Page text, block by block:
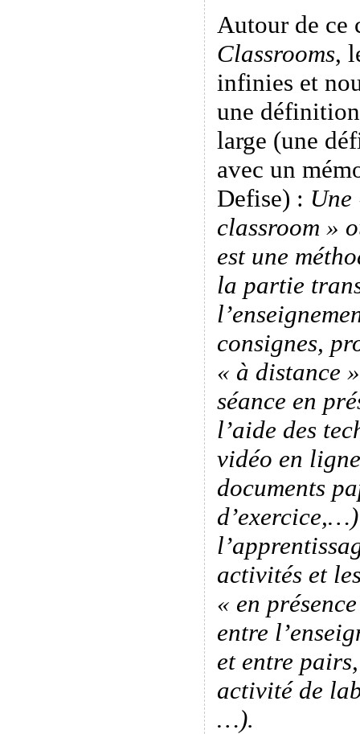
Autour de ce
Classrooms,
infinies et
une
large (une
avec un
Defise) :
classroom »
est une
la partie
consignes,
« à distance
séance en
l’aide des
vidéo en
documents
activités et
« en
entre
et entre
activité de
…).